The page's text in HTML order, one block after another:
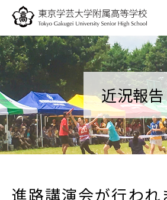
学校概要
校長室
スクールライフ
近況報告
進路講演会が行われ